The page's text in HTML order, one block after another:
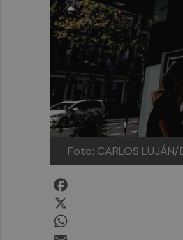
Foto: CARLOS LUJÁN/